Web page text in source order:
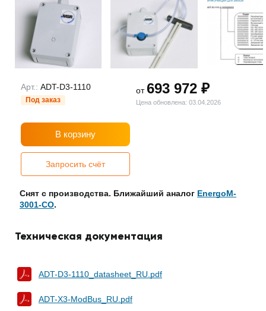
Арт.: ADT-D3-1110
Под заказ
от693 972 ₽
Цена обновлена: 03.04.2026
В корзину
Запросить счёт
Снят с производства. Ближайший аналог EnergoM-
3001-CO.
Техническая документация
ADT-D3-1110_datasheet_RU.pdf
ADT-X3-ModBus_RU.pdf